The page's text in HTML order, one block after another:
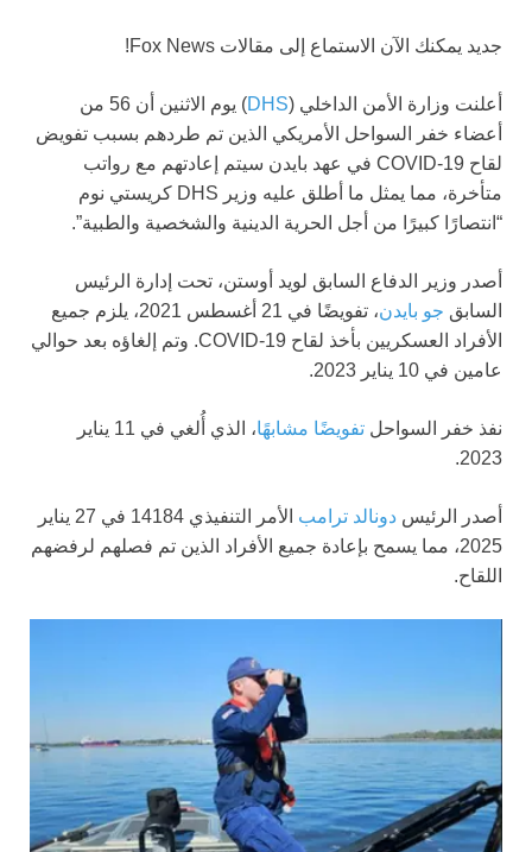
جديد يمكنك الآن الاستماع إلى مقالات Fox News!
أعلنت وزارة الأمن الداخلي (DHS
) يوم الاثنين أن 56 من
أعضاء خفر السواحل الأمريكي الذين تم طردهم بسبب تفويض
لقاح COVID-19 في عهد بايدن سيتم إعادتهم مع رواتب
متأخرة، مما يمثل ما أطلق عليه وزير DHS كريستي نوم
“انتصارًا كبيرًا من أجل الحرية الدينية والشخصية والطبية”.
أصدر وزير الدفاع السابق لويد أوستن، تحت إدارة الرئيس
السابق جو بايدن
، تفويضًا في 21 أغسطس 2021، يلزم جميع
الأفراد العسكريين بأخذ لقاح COVID-19. وتم إلغاؤه بعد حوالي
عامين في 10 يناير 2023.
نفذ خفر السواحل تفويضًا مشابهًا
، الذي أُلغي في 11 يناير
2023.
أصدر الرئيس دونالد ترامب
الأمر التنفيذي 14184 في 27 يناير
2025، مما يسمح بإعادة جميع الأفراد الذين تم فصلهم لرفضهم
اللقاح.